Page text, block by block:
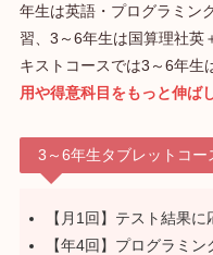
年生は英語・プログラミン
習、3～6年生は国算理社英
キストコースでは3～6年生
用や得意科目をもっと伸ば
3～6年生タブレットコー
【月1回】テスト結果
【年4回】プログラミン